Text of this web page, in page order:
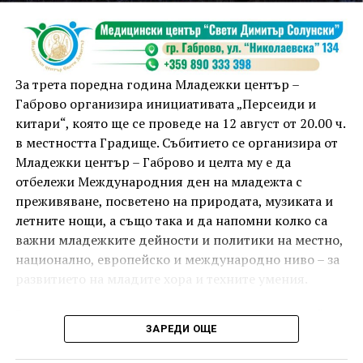
тренировка от 19.00 ч., а след това ще има мозъчна
атака с куиз вечер за обща култура. Вечерта ще
приключи с прожекция на новия български
комедиен филм „Брънч за начинаещи“ – в парка,
под звездното дряновско небе.
И двете вечери ще продължи инициативата „Книга
За трета поредна година Младежки център –
Габрово организира инициативата „Персеиди и
китари“, която ще се проведе на 12 август от 20.00 ч.
в местността Градище. Събитието се организира от
Младежки център – Габрово и целта му е да
отбележи Международния ден на младежта с
преживяване, посветено на природата, музиката и
летните нощи, а също така и да напомни колко са
важни младежките дейности и политики на местно,
национално, европейско и международно ниво – за
Вечерта е в пика на метеорния поток „Персеиди“ –
едно от най-красивите и очаквани астрономически
ЗАРЕДИ ОЩЕ